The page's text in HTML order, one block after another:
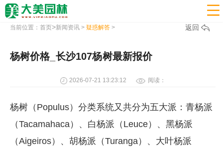

当前位置： 首页>新闻资讯> 疑惑解答> 返回
杨树价格_长沙107杨树最新报价
2026-07-21 13:23:12 阅读：
杨树（Populus）分类系统又共分为五大派：青杨派
（Tacamahaca）、白杨派（Leuce）、黑杨派
（Aigeiros）、胡杨派（Turanga）、大叶杨派